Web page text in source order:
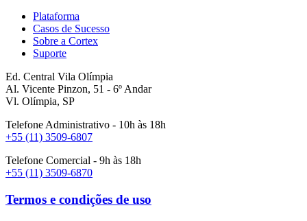
Plataforma
Casos de Sucesso
Sobre a Cortex
Suporte
Ed. Central Vila Olímpia
Al. Vicente Pinzon, 51 - 6º Andar
Vl. Olímpia, SP
Telefone Administrativo - 10h às 18h
+55 (11) 3509-6807
Telefone Comercial - 9h às 18h
+55 (11) 3509-6870
Termos e condições de uso